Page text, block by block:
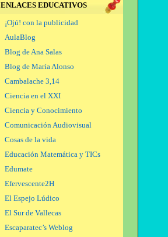
ENLACES EDUCATIVOS
¡Ojú! con la publicidad
AulaBlog
Blog de Ana Salas
Blog de María Alonso
Cambalache 3,14
Ciencia en el XXI
Ciencia y Conocimiento
Comunicación Audiovisual
Cosas de la vida
Educación Matemática y TICs
Edumate
Efervescente2H
El Espejo Lúdico
El Sur de Vallecas
Escaparatec’s Weblog